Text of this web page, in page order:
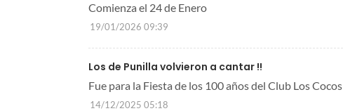
Comienza el 24 de Enero
19/01/2026 09:39
Los de Punilla volvieron a cantar !!
Fue para la Fiesta de los 100 años del Club Los Cocos
14/12/2025 05:18